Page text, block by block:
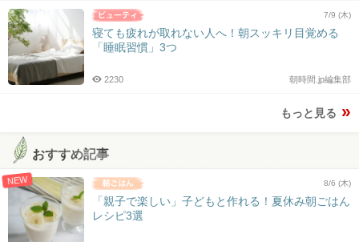
7/9 (木)
寝ても疲れが取れない人へ！朝スッキリ目覚める
「睡眠習慣」3つ
朝時間.jp編集部
2230
もっと見る
おすすめ記事
NEW 8/6 (木)
「親子で楽しい」子どもと作れる！夏休み朝ごはん
レシピ3選